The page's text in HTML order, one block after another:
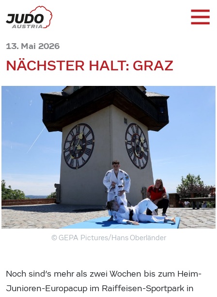
13. Mai 2026
NÄCHSTER HALT: GRAZ
© GEPA Pictures/Hans Oberländer
Noch sind’s mehr als zwei Wochen bis zum Heim-
Junioren-Europacup im Raiffeisen-Sportpark in